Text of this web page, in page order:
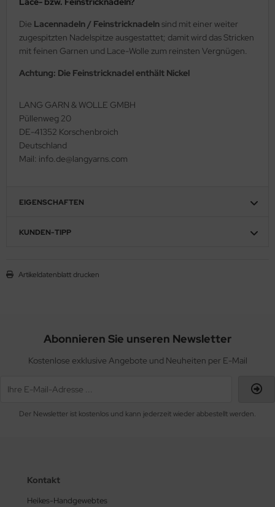
Die Lacennadeln / Feinstricknadelnsind mit einer weiter
zugespitzten Nadelspitze ausgestattet; damit wird das Stricken
mit feinen Garnen und Lace-Wolle zum reinsten Vergnügen.
Achtung: Die Feinstricknadel enthält Nickel
LANG GARN & WOLLE GMBH
Püllenweg 20
DE-41352 Korschenbroich
Deutschland
Mail: info.de@langyarns.com
EIGENSCHAFTEN
KUNDEN-TIPP
Artikeldatenblatt drucken
Abonnieren Sie unseren Newsletter
Kostenlose exklusive Angebote und Neuheiten per E-Mail
Der Newsletter ist kostenlos und kann jederzeit wieder abbestellt werden.
Kontakt
Heikes-Handgewebtes